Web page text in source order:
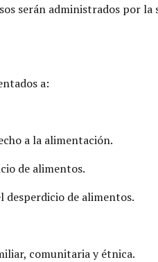
serán administrados por
a:
a la alimentación.
de alimentos.
desperdicio de alimentos.
comunitaria y étnica.